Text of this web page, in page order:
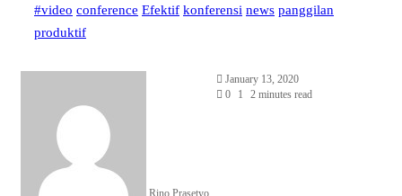
#video conference Efektif konferensi news panggilan
produktif
Rino Prasetyo
Send
an
January 13, 2020
0
1 2 minutes read